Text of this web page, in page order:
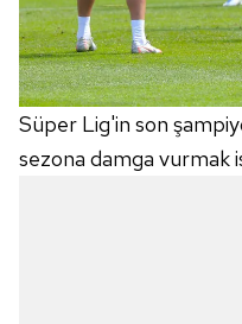
Süper Lig'in son
sezona damga vurmak